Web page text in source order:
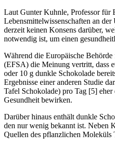
Laut Gunter Kuhnle, Professor für
Lebensmittelwissenschaften an
derzeit keinen Konsens darüber,
notwendig ist, um einen
Während die Europäische
(EFSA) die Meinung vertritt, dass
oder 10 g dunkle Schokolade
Ergebnisse einer anderen Studie
Tafel Schokolade) pro Tag [5]
Gesundheit bewirken.
Darüber hinaus enthält dunkle
den nur wenig bekannt ist. Neben
Quellen des pflanzlichen Moleküls